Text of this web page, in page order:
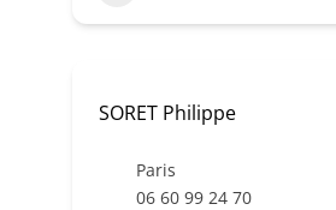
SORET Philippe
Paris
06 60 99 24 70